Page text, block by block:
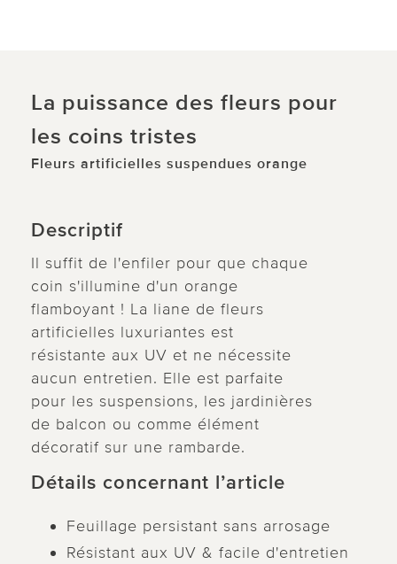
La puissance des fleurs pour
les coins tristes
Fleurs artificielles suspendues orange
Descriptif
Il suffit de l'enfiler pour que chaque
coin s'illumine d'un orange
flamboyant ! La liane de fleurs
artificielles luxuriantes est
résistante aux UV et ne nécessite
aucun entretien. Elle est parfaite
pour les suspensions, les jardinières
de balcon ou comme élément
décoratif sur une rambarde.
Détails concernant l’article
Feuillage persistant sans arrosage
Résistant aux UV & facile d'entretien